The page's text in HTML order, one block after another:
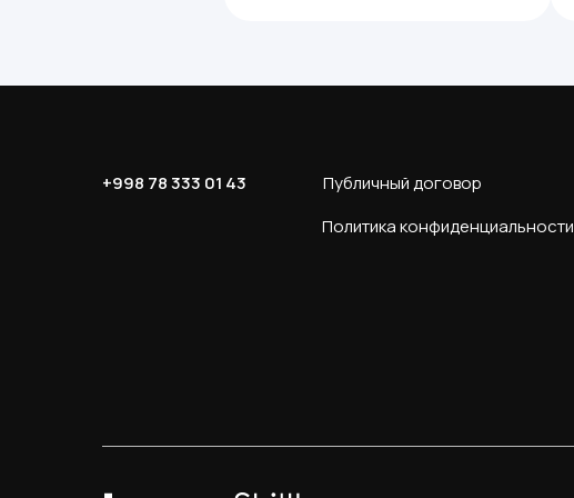
+998 78 333 01 43
Публичный договор
Политика конфиденциальности